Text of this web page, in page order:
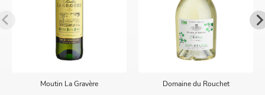
Moutin La Gravère Domaine du Rouchet